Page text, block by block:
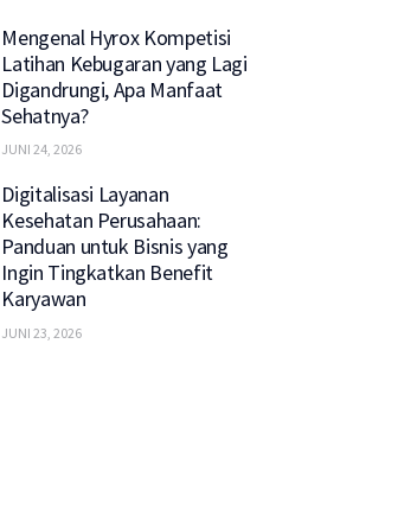
Mengenal Hyrox Kompetisi
Latihan Kebugaran yang Lagi
Digandrungi, Apa Manfaat
Sehatnya?
JUNI 24, 2026
Digitalisasi Layanan
Kesehatan Perusahaan:
Panduan untuk Bisnis yang
Ingin Tingkatkan Benefit
Karyawan
JUNI 23, 2026